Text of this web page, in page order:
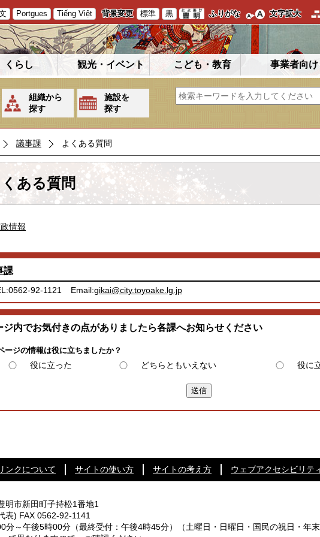
Portgues Tiếng Việt 背景変更 標準 黒 ふりがな 文字拡大
くらし 観光・イベント こども・教育 事業者向け
組織から
探す
施設を
探す
議事課 よくある質問
ある質問
情報
課
92-1121 Email:gikai@city.toyoake.lg.jp
ジ内でお気付きの点がありましたら各課へお知らせください
ージの情報は役に立ちましたか？
役に立った どちらともいえない 役に
ンクについて サイトの使い方 サイトの考え方 ウェブアクセシビリテ
明市新田町子持松1番地1
表) FAX 0562-92-1141
分～午後5時00分 （最終受付：午後4時45分）
（土曜日・日曜日・国民の祝日・年